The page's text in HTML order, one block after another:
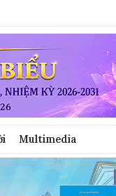
Multimedia